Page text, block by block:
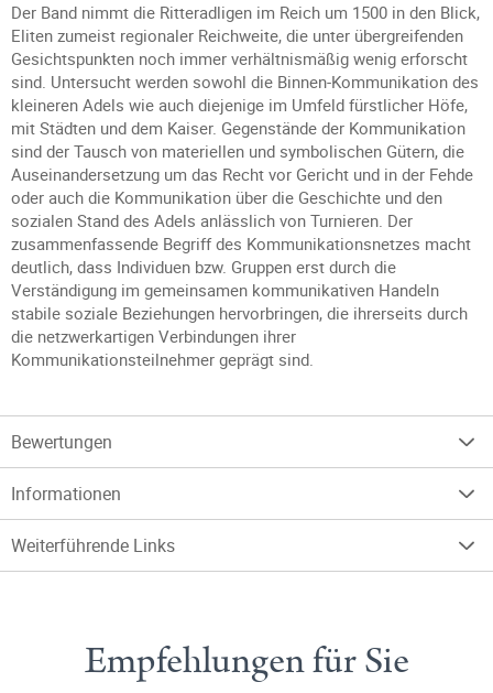
Der Band nimmt die Ritteradligen im Reich um 1500 in den Blick,
Eliten zumeist regionaler Reichweite, die unter übergreifenden
Gesichtspunkten noch immer verhältnismäßig wenig erforscht
sind. Untersucht werden sowohl die Binnen-Kommunikation des
kleineren Adels wie auch diejenige im Umfeld fürstlicher Höfe,
mit Städten und dem Kaiser. Gegenstände der Kommunikation
sind der Tausch von materiellen und symbolischen Gütern, die
Auseinandersetzung um das Recht vor Gericht und in der Fehde
oder auch die Kommunikation über die Geschichte und den
sozialen Stand des Adels anlässlich von Turnieren. Der
zusammenfassende Begriff des Kommunikationsnetzes macht
deutlich, dass Individuen bzw. Gruppen erst durch die
Verständigung im gemeinsamen kommunikativen Handeln
stabile soziale Beziehungen hervorbringen, die ihrerseits durch
die netzwerkartigen Verbindungen ihrer
Kommunikationsteilnehmer geprägt sind.
Bewertungen
Informationen
Weiterführende Links
Empfehlungen für Sie